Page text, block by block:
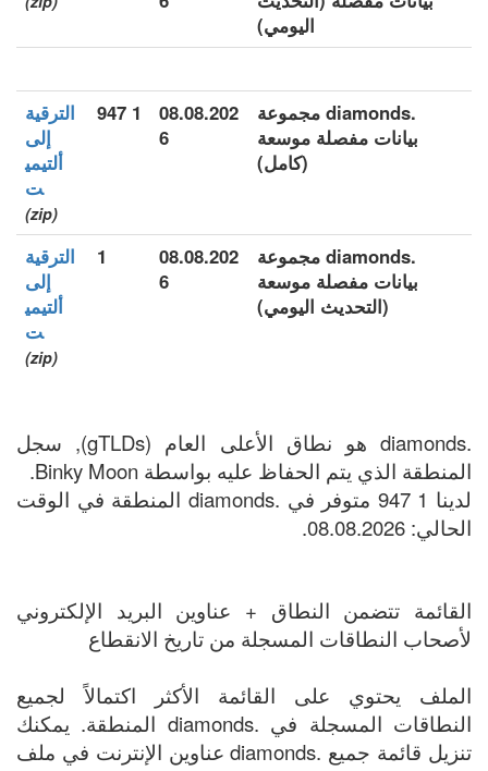
اليومي)
.diamonds مجموعة
بيانات مفصلة موسعة
(كامل)
08.08.202
6
1 947
الترقية
إلى
ألتيمي
ت
(zip)
.diamonds مجموعة
بيانات مفصلة موسعة
(التحديث اليومي)
08.08.202
6
1
الترقية
إلى
ألتيمي
ت
(zip)
.diamonds هو نطاق الأعلى العام (gTLDs), سجل
المنطقة الذي يتم الحفاظ عليه بواسطة Binky Moon.
لدينا 1 947 متوفر في .diamonds المنطقة في الوقت
الحالي: 08.08.2026.
القائمة تتضمن النطاق + عناوين البريد الإلكتروني
لأصحاب النطاقات المسجلة من تاريخ الانقطاع
الملف يحتوي على القائمة الأكثر اكتمالاً لجميع
النطاقات المسجلة في .diamonds المنطقة. يمكنك
تنزيل قائمة جميع .diamonds عناوين الإنترنت في ملف